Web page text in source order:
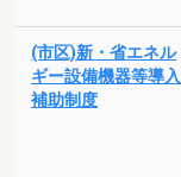
(市区)新・省エネル
ギー設備機器等導入
補助制度